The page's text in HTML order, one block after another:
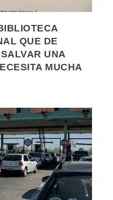
QUE DE
UNA
MUCHA